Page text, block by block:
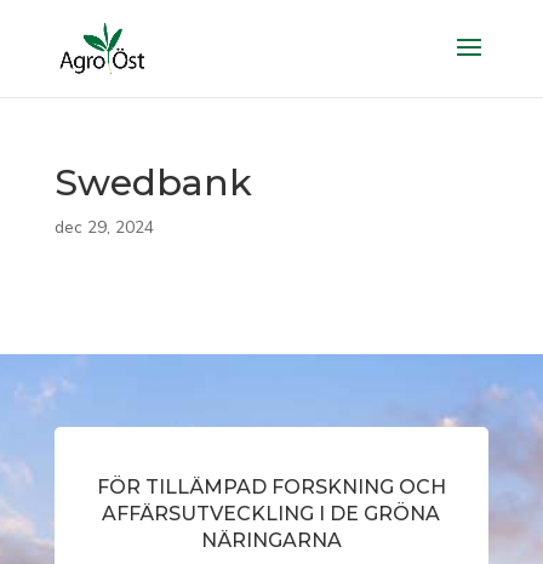
Swedbank
dec 29, 2024
FÖR TILLÄMPAD FORSKNING OCH
AFFÄRSUTVECKLING I DE GRÖNA
NÄRINGARNA